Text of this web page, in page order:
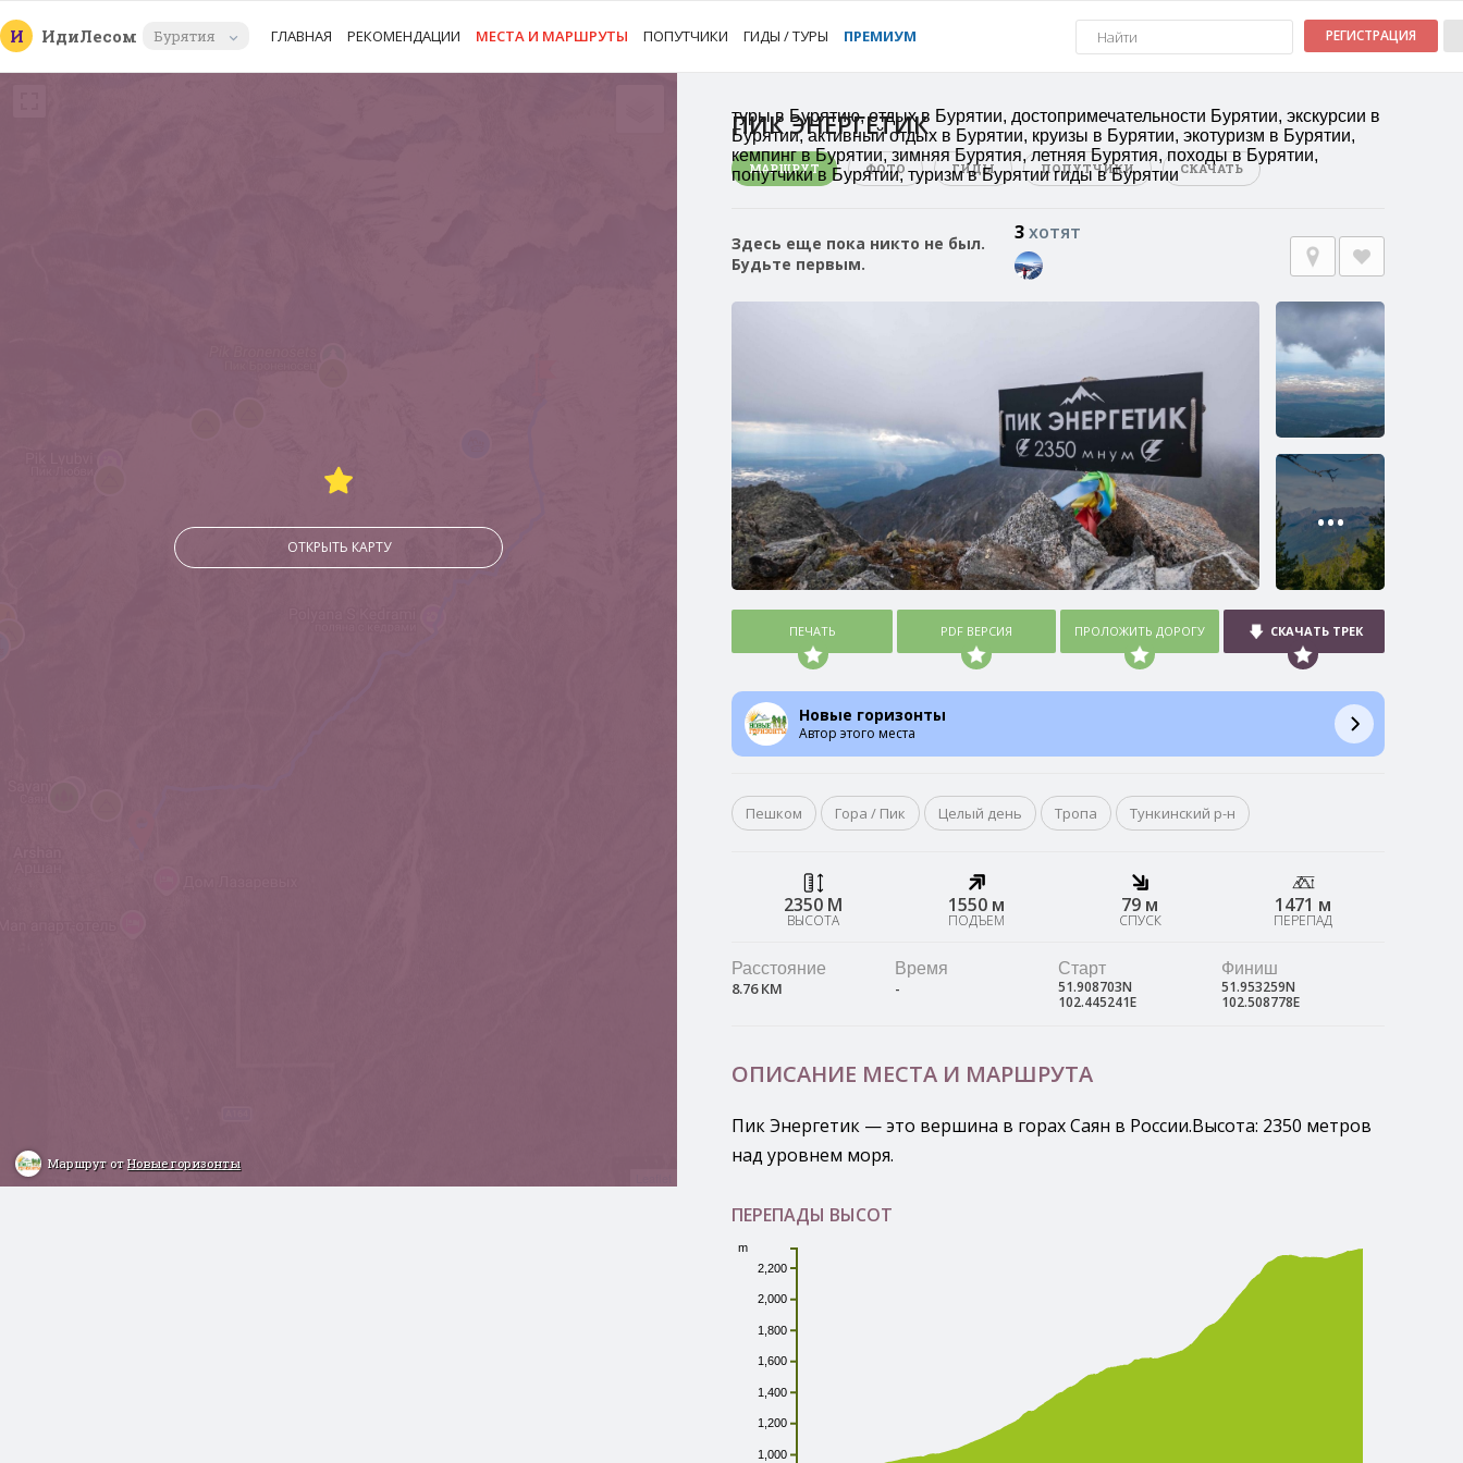
И ИдиЛесом Бурятия ГЛАВНАЯ РЕКОМЕНДАЦИИ МЕСТА И МАРШРУТЫ ПОПУТЧИКИ ГИДЫ / ТУРЫ ПРЕМИУМ РЕГИСТРАЦИЯ
ОТКРЫТЬ КАРТУ
Маршрут отНовые горизонты
туры в Бурятию, отдых в Бурятии, достопримечательности Бурятии, экскурсии в
Бурятии, активный отдых в Бурятии, круизы в Бурятии, экотуризм в Бурятии,
кемпинг в Бурятии, зимняя Бурятия, летняя Бурятия, походы в Бурятии,
попутчики в Бурятии, туризм в Бурятии гиды в Бурятии
ПИК ЭНЕРГЕТИК
МАРШРУТ ФОТО ГИДЫ ПОПУТЧИКИ СКАЧАТЬ
Здесь еще пока никто не был.
Будьте первым.
3хотят
•••
ПЕЧАТЬ PDF ВЕРСИЯ ПРОЛОЖИТЬ ДОРОГУ СКАЧАТЬ ТРЕК
Новые горизонты
Автор этого места
Пешком Гора / Пик Целый день Тропа Тункинский р-н
2350 М
ВЫСОТА
1550 м
ПОДЪЕМ
79 м
СПУСК
1471 м
ПЕРЕПАД
Расстояние
8.76 КМ
Время
-
Старт
51.908703N
102.445241E
Финиш
51.953259N
102.508778E
ОПИСАНИЕ МЕСТА И МАРШРУТА
Пик Энергетик — это вершина в горах Саян в России.Высота: 2350 метров
над уровнем моря.
ПЕРЕПАДЫ ВЫСОТ
1,000
1,200
1,400
1,600
1,800
2,000
2,200
m